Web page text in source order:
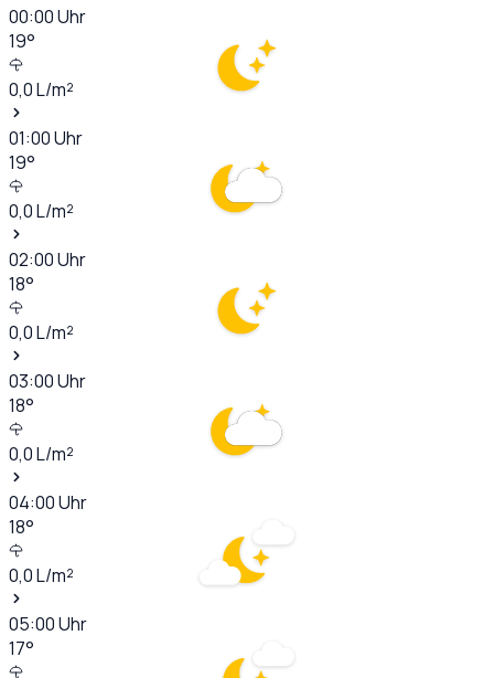
00:00Uhr
19°
0,0L/m²
01:00Uhr
19°
0,0L/m²
02:00Uhr
18°
0,0L/m²
03:00Uhr
18°
0,0L/m²
04:00Uhr
18°
0,0L/m²
05:00Uhr
17°